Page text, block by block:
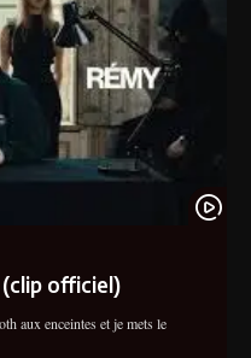
(clip officiel)
aux enceintes et je mets le